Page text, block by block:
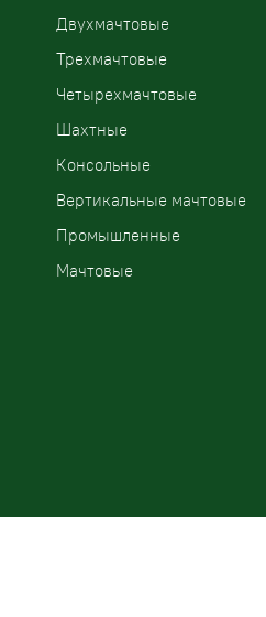
Двухмачтовые
Трехмачтовые
Четырехмачтовые
Шахтные
Консольные
Вертикальные мачтовые
Промышленные
Мачтовые